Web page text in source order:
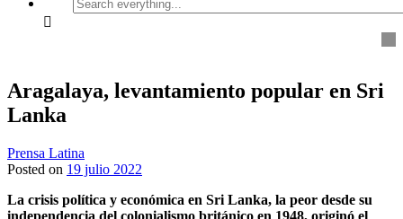
everything...
Aragalaya, levantamiento popular en Sri
Lanka
Prensa Latina
Posted on 19 julio 2022
La crisis política y económica en Sri Lanka, la peor desde su
independencia del colonialismo británico en 1948, originó el